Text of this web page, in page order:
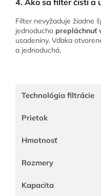
Filter nevyžaduje žiadne
jednoducho prepláchnuť
usadeniny. Vďaka
a jednoduchá.
Technológia filtrácie
Prietok
Hmotnosť
Rozmery
Kapacita